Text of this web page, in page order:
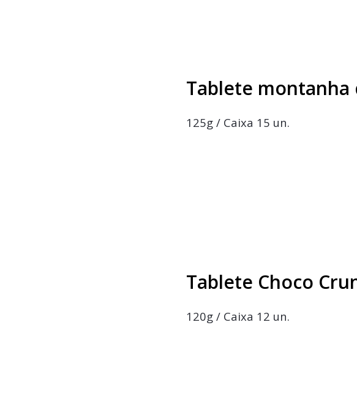
Tablete
125g / Caixa 15 un.
Tablete Choco
120g / Caixa 12 un.